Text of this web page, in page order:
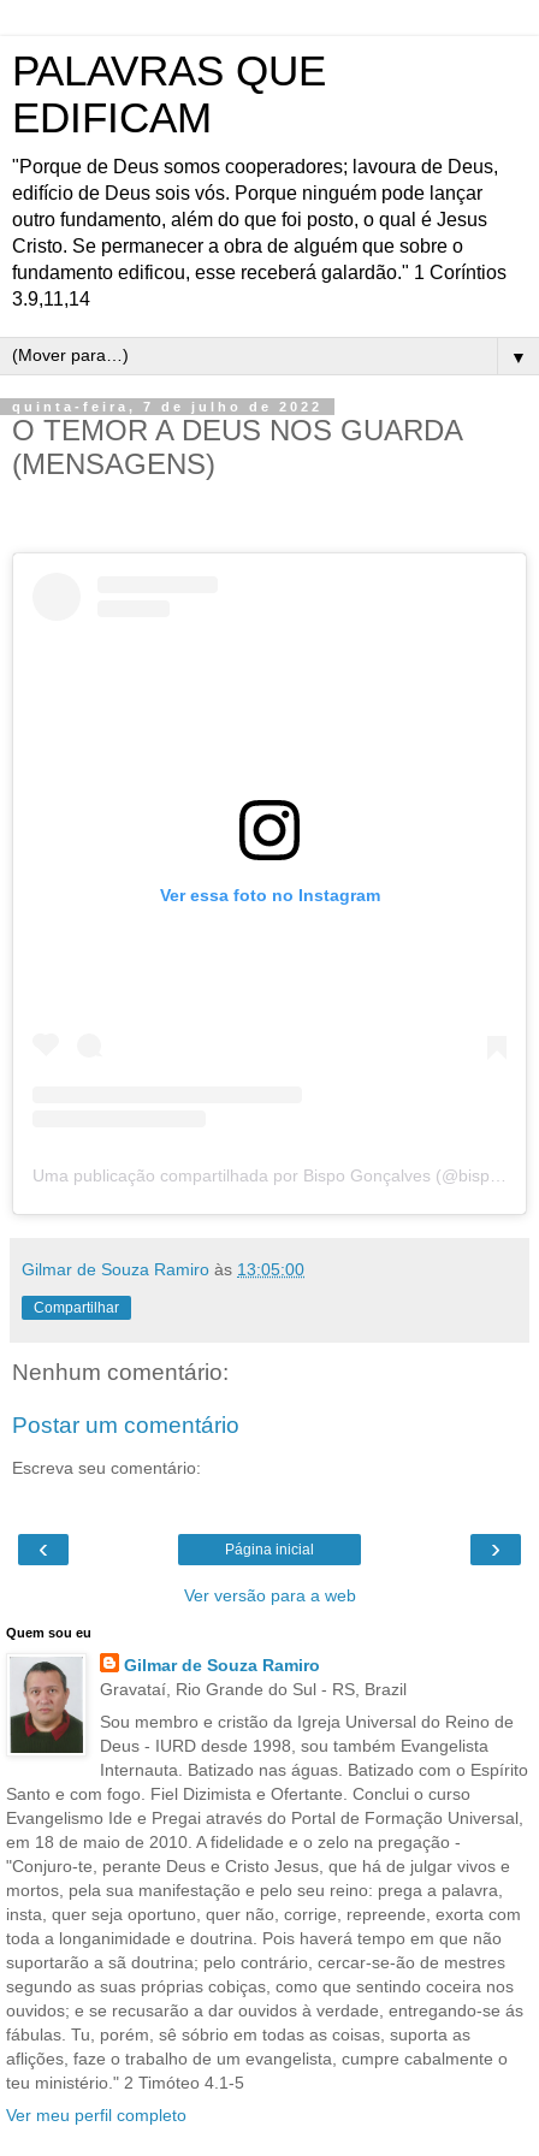
PALAVRAS QUE
EDIFICAM
"Porque de Deus somos cooperadores; lavoura de Deus,
edifício de Deus sois vós. Porque ninguém pode lançar
outro fundamento, além do que foi posto, o qual é Jesus
Cristo. Se permanecer a obra de alguém que sobre o
fundamento edificou, esse receberá galardão." 1 Coríntios
3.9,11,14
▼
quinta-feira, 7 de julho de 2022
O TEMOR A DEUS NOS GUARDA
(MENSAGENS)
Ver essa foto no Instagram
Uma publicação compartilhada por Bispo Gonçalves (@bispo_goncalves)
Gilmar de Souza Ramiro às 13:05:00
Compartilhar
Nenhum comentário:
Postar um comentário
Escreva seu comentário:
‹ ›
Página inicial
Ver versão para a web
Quem sou eu
Gilmar de Souza Ramiro
Gravataí, Rio Grande do Sul - RS, Brazil
Sou membro e cristão da Igreja Universal do Reino de
Deus - IURD desde 1998, sou também Evangelista
Internauta. Batizado nas águas. Batizado com o Espírito
Santo e com fogo. Fiel Dizimista e Ofertante. Conclui o curso
Evangelismo Ide e Pregai através do Portal de Formação Universal,
em 18 de maio de 2010. A fidelidade e o zelo na pregação -
"Conjuro-te, perante Deus e Cristo Jesus, que há de julgar vivos e
mortos, pela sua manifestação e pelo seu reino: prega a palavra,
insta, quer seja oportuno, quer não, corrige, repreende, exorta com
toda a longanimidade e doutrina. Pois haverá tempo em que não
suportarão a sã doutrina; pelo contrário, cercar-se-ão de mestres
segundo as suas próprias cobiças, como que sentindo coceira nos
ouvidos; e se recusarão a dar ouvidos à verdade, entregando-se ás
fábulas. Tu, porém, sê sóbrio em todas as coisas, suporta as
aflições, faze o trabalho de um evangelista, cumpre cabalmente o
teu ministério." 2 Timóteo 4.1-5
Ver meu perfil completo